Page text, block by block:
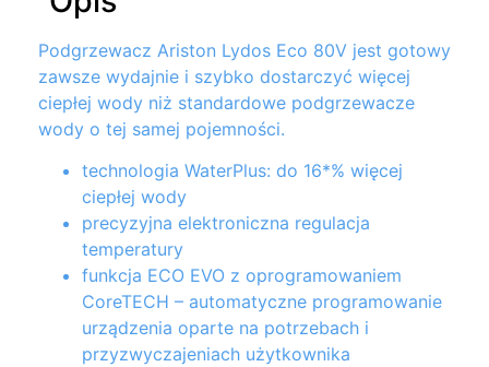
Podgrzewacz Ariston Lydos Eco 80V jest gotowy
zawsze wydajnie i szybko dostarczyć więcej
ciepłej wody niż standardowe podgrzewacze
wody o tej samej pojemności.
technologia WaterPlus: do 16*% więcej
ciepłej wody
precyzyjna elektroniczna regulacja
temperatury
funkcja ECO EVO z oprogramowaniem
CoreTECH – automatyczne programowanie
urządzenia oparte na potrzebach i
przyzwyczajeniach użytkownika